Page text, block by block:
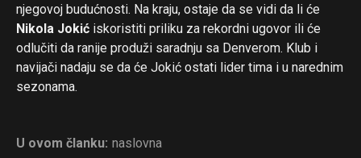
njegovoj budućnosti. Na kraju, ostaje da se vidi da li će
Nikola Jokić iskoristiti priliku za rekordni ugovor ili će
odlučiti da ranije produži saradnju sa Denverom. Klub i
navijači nadaju se da će Jokić ostati lider tima i u narednim
sezonama.
U ovom članku: naslovna